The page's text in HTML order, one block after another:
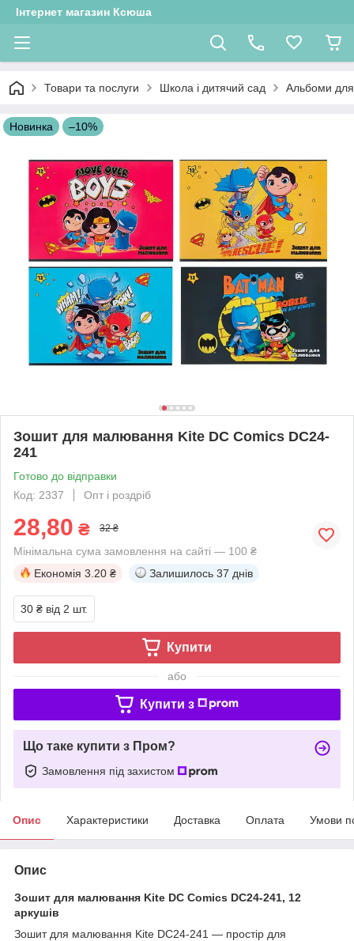
Інтернет магазин Ксюша
Товари та послуги Школа і дитячий сад Альбоми
Новинка –10%
Зошит для малювання Kite DC Comics DC24-
241
Готово до відправки
Код: 2337
Опт і роздріб
28,80 ₴ 32 ₴
Мінімальна сума замовлення на сайті — 100 ₴
Економія 3.20 ₴ Залишилось 37 днів
30 ₴ від 2 шт.
Купити
або
Купити з
Що таке купити з Пром?
Замовлення під захистом
Опис Характеристики Доставка Оплата Умови
Опис
Зошит для малювання Kite DC Comics DC24-241, 12
аркушів
Зошит для малювання Kite DC24-241 — простір для